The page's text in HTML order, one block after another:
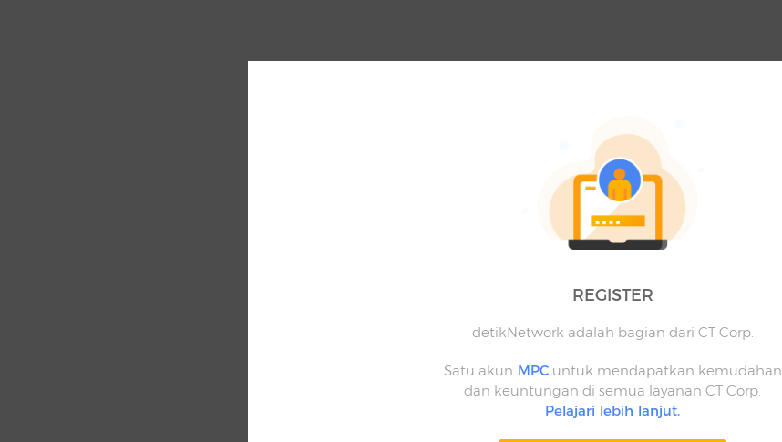
REGISTER
detikNetwork adalah bagian dari CT Corp.
Satu akun MPCuntuk mendapatkan kemudahan
dan keuntungan di semua layanan CT Corp.
Pelajari lebih lanjut.